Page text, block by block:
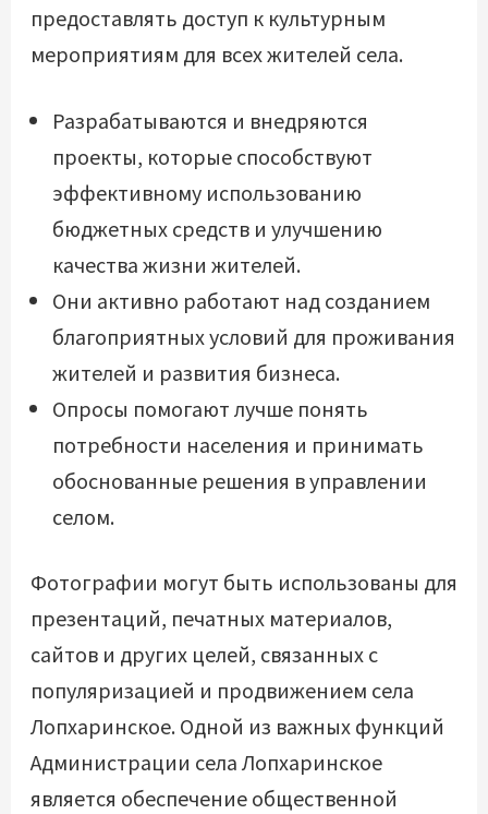
предоставлять доступ к культурным
мероприятиям для всех жителей села.
Разрабатываются и внедряются
проекты, которые способствуют
эффективному использованию
бюджетных средств и улучшению
качества жизни жителей.
Они активно работают над созданием
благоприятных условий для проживания
жителей и развития бизнеса.
Опросы помогают лучше понять
потребности населения и принимать
обоснованные решения в управлении
селом.
Фотографии могут быть использованы для
презентаций, печатных материалов,
сайтов и других целей, связанных с
популяризацией и продвижением села
Лопхаринское. Одной из важных функций
Администрации села Лопхаринское
является обеспечение общественной